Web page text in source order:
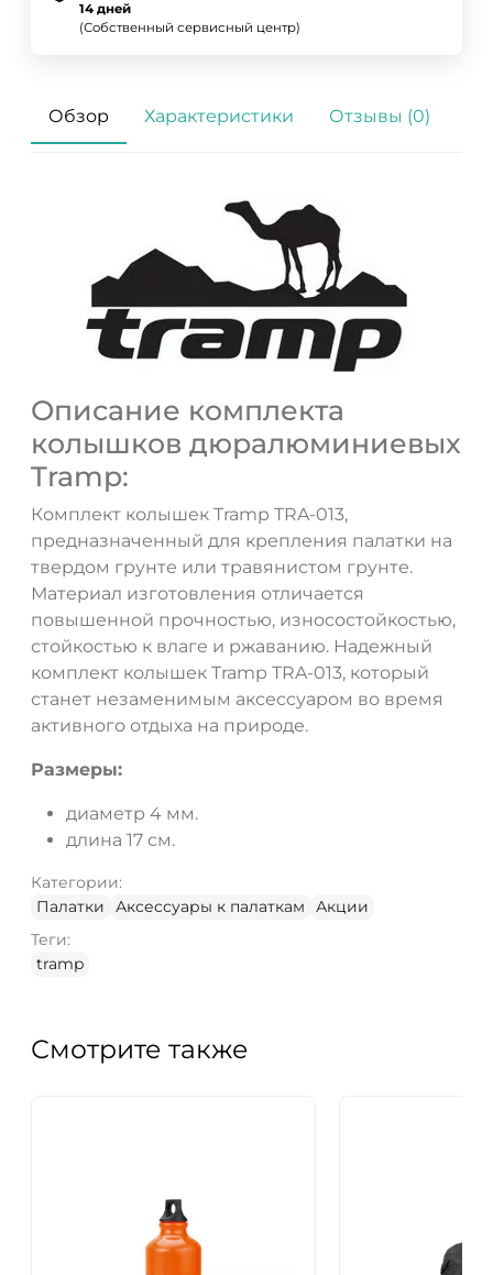
14 дней
(Собственный сервисный центр)
Обзор Характеристики Отзывы (0)
Описание комплекта
колышков дюралюминиевых
Tramp:
Комплект колышек Tramp TRA-013,
предназначенный для крепления палатки на
твердом грунте или травянистом грунте.
Материал изготовления отличается
повышенной прочностью, износостойкостью,
стойкостью к влаге и ржаванию. Надежный
комплект колышек Tramp TRA-013, который
станет незаменимым аксессуаром во время
активного отдыха на природе.
Размеры:
диаметр 4 мм.
длина 17 см.
Категории:
Палатки
Аксессуары к палаткам
Акции
Теги:
tramp
Смотрите также
ДА НЕТ